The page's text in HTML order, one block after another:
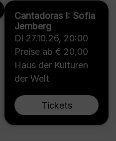
Cantadoras I: Sofia
Jernberg
Di 27.10.26, 20:00
Preise ab € 20,00
Haus der Kulturen
der Welt
Tickets